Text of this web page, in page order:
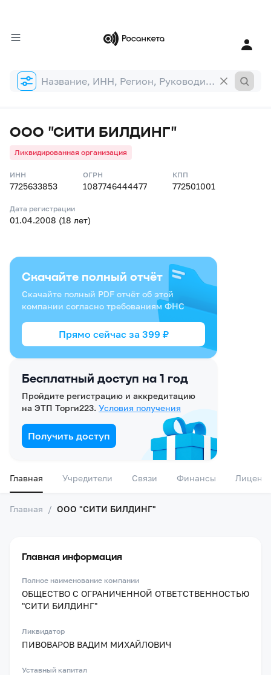
Форма
поиска
ООО "СИТИ БИЛДИНГ"
Ликвидированная организация
ИНН
7725633853
ОГРН
1087746444477
КПП
772501001
Дата регистрации
01.04.2008 (18 лет)
Бесплатный доступ на 1 год
Пройдите регистрацию и аккредитацию
на ЭТП Торги223. Условия получения
Получить доступ
Скачайте полный отчёт
Скачайте полный PDF отчёт об этой
компании согласно требованиям ФНС
Прямо сейчас за 399 ₽
Главная Учредители Связи Финансы
Главная / ООО "СИТИ БИЛДИНГ"
Главная информация
Полное наименование компании
ОБЩЕСТВО С ОГРАНИЧЕННОЙ ОТВЕТСТВЕННОСТЬЮ
"СИТИ БИЛДИНГ"
Ликвидатор
ПИВОВАРОВ ВАДИМ МИХАЙЛОВИЧ
Уставный капитал